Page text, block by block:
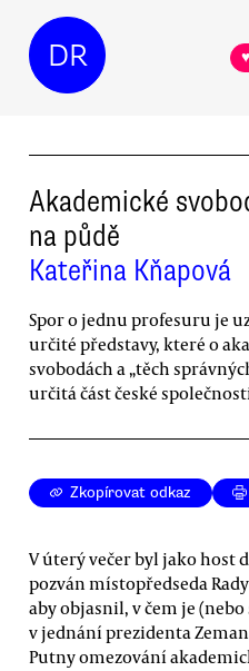
DR
Akademické
na půdě
Kateřina Kňapová
Spor o jednu profesuru je
určité představy, které o
svobodách a „těch
určitá část české
Zkopírovat odkaz
V úterý večer byl jako host
pozván místopředseda
aby objasnil, v čem je
v jednání prezidenta
Putny omezování